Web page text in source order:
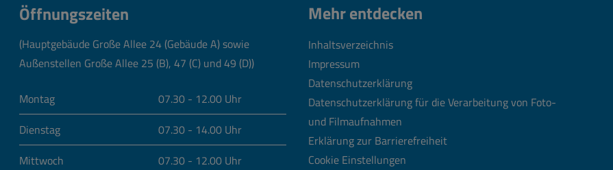
Öffnungszeiten
(Hauptgebäude Große Allee 24 (Gebäude A) sowie
Außenstellen Große Allee 25 (B), 47 (C) und 49 (D))
Montag
07.30 - 12.00 Uhr
Dienstag
07.30 - 14.00 Uhr
Mittwoch
07.30 - 12.00 Uhr
Mehr entdecken
Inhaltsverzeichnis
Impressum
Datenschutzerklärung
Datenschutzerklärung für die Verarbeitung von Foto-
und Filmaufnahmen
Erklärung zur Barrierefreiheit
Cookie Einstellungen